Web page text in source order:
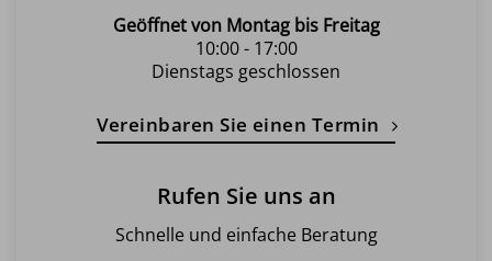
Geöffnet von Montag bis Freitag
10:00 - 17:00
Dienstags geschlossen
Vereinbaren Sie einen Termin
Rufen Sie uns an
Schnelle und einfache Beratung